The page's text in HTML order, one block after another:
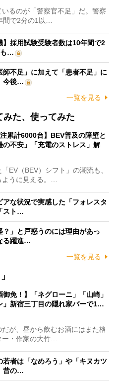
るのが「警察官不足」だ。警察
間で2分の1以…
】採用試験受験者数は10年間で2
も…
師不足」に加えて「患者不足」に
今後…
一覧を見る
た、使ってみた
注累計6000台】BEV普及の障壁と
の不安」「充電のストレス」解
EV（BEV）シフト」の潮流も、
うに見える。…
アな状況で実感した「フォレスタ
スト…
」と戸惑うのには理由があっ
る躍進…
一覧を見る
御免！】「ネグローニ」「山崎」
」新宿三丁目の隠れ家バーで1…
が、昼から飲むお酒にはまた格
・作家の大竹…
若者は「なめろう」や「キヌカツ
昔の…